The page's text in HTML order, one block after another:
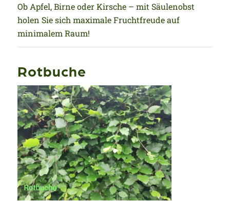
Ob Apfel, Birne oder Kirsche – mit Säulenobst
holen Sie sich maximale Fruchtfreude auf
minimalem Raum!
Rotbuche